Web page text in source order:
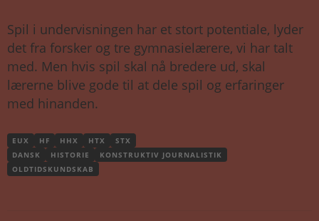
EUX HF HHX HTX
STX
DANSK
HISTORIE
KONSTRUKTIV JOURNALISTIK
OLDTIDSKUNDSKAB
Spil i undervisningen har et stort potentiale, lyder
det fra forsker og tre gymnasielærere, vi har talt
med. Men hvis spil skal nå bredere ud, skal
lærerne blive gode til at dele spil og erfaringer
med hinanden.